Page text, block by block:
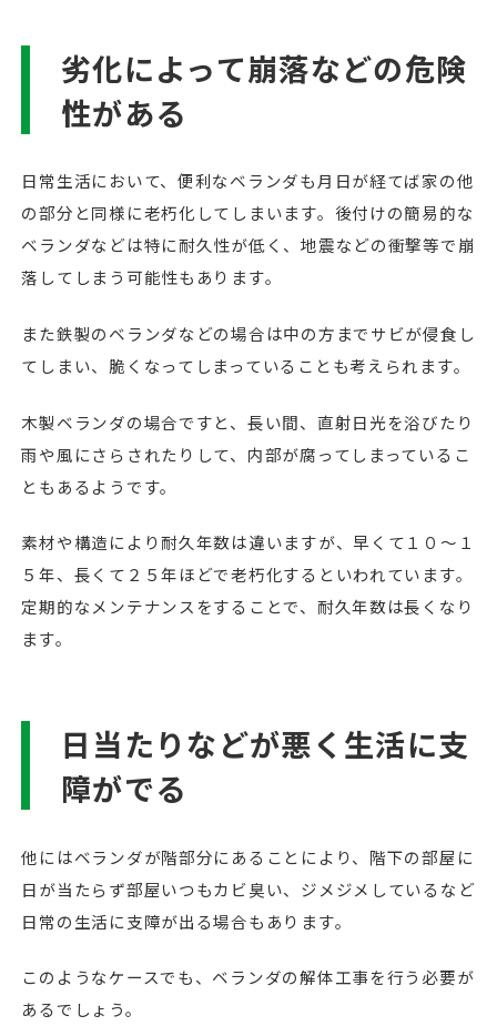
劣化によって崩落などの危険
性がある
日常生活において、便利なベランダも月日が経てば家の他
の部分と同様に老朽化してしまいます。後付けの簡易的な
ベランダなどは特に耐久性が低く、地震などの衝撃等で崩
落してしまう可能性もあります。
また鉄製のベランダなどの場合は中の方までサビが侵食し
てしまい、脆くなってしまっていることも考えられます。
木製ベランダの場合ですと、長い間、直射日光を浴びたり
雨や風にさらされたりして、内部が腐ってしまっているこ
ともあるようです。
素材や構造により耐久年数は違いますが、早くて１０～１
５年、長くて２５年ほどで老朽化するといわれています。
定期的なメンテナンスをすることで、耐久年数は長くなり
ます。
日当たりなどが悪く生活に支
障がでる
他にはベランダが階部分にあることにより、階下の部屋に
日が当たらず部屋いつもカビ臭い、ジメジメしているなど
日常の生活に支障が出る場合もあります。
このようなケースでも、ベランダの解体工事を行う必要が
あるでしょう。